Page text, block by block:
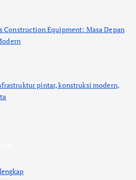
Construction Equipment: Masa Depan
pintar, konstruksi modern,